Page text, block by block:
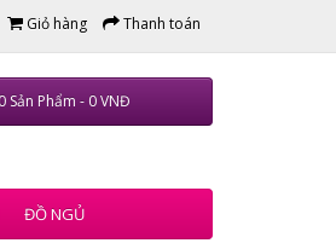
Giỏ hàng Thanh toán
0 Sản Phẩm - 0 VNĐ
ĐỒ NGỦ